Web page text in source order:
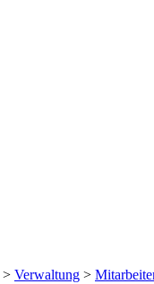
> Verwaltung >